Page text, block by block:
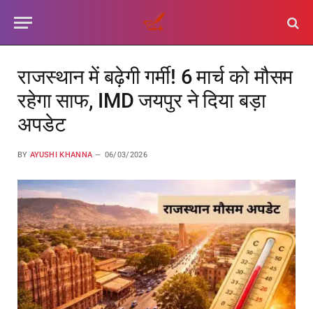
राजस्थान में बढ़ेगी गर्मी! 6 मार्च को मौसम
रहेगा साफ, IMD जयपुर ने दिया बड़ा
अपडेट
BY AYUSHI KHANNA 06/03/2026